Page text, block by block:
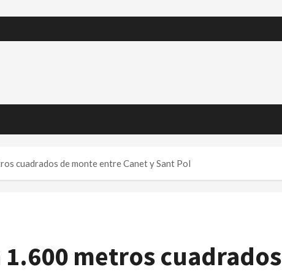
cuadrados de monte entre Canet y Sant Pol
metros cuadrados